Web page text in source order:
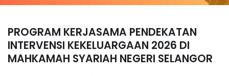
PROGRAM KERJASAMA PENDEKATAN
INTERVENSI KEKELUARGAAN 2026 DI
MAHKAMAH SYARIAH NEGERI SELANGOR